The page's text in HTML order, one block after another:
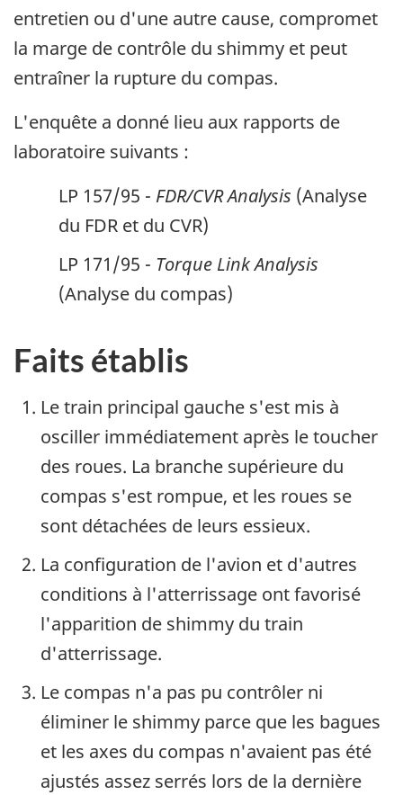
entretien ou d'une autre cause, compromet
la marge de contrôle du shimmy et peut
entraîner la rupture du compas.
L'enquête a donné lieu aux rapports de
laboratoire suivants :
LP 157/95 - FDR/CVR Analysis (Analyse
du FDR et du CVR)
LP 171/95 - Torque Link Analysis
(Analyse du compas)
Faits établis
Le train principal gauche s'est mis à
osciller immédiatement après le toucher
des roues. La branche supérieure du
compas s'est rompue, et les roues se
sont détachées de leurs essieux.
La configuration de l'avion et d'autres
conditions à l'atterrissage ont favorisé
l'apparition de shimmy du train
d'atterrissage.
Le compas n'a pas pu contrôler ni
éliminer le shimmy parce que les bagues
et les axes du compas n'avaient pas été
ajustés assez serrés lors de la dernière